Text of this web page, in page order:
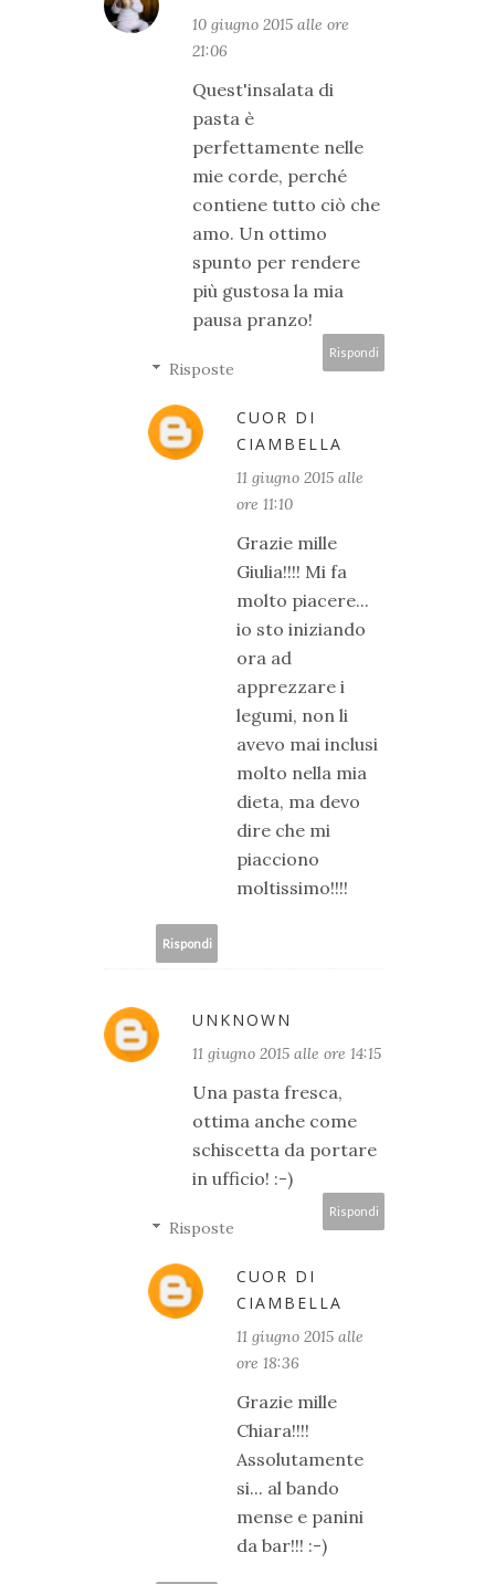
10 giugno 2015 alle ore
21:06
Quest'insalata di
pasta è
perfettamente nelle
mie corde, perché
contiene tutto ciò che
amo. Un ottimo
spunto per rendere
più gustosa la mia
pausa pranzo!
Rispondi
Risposte
CUOR DI
CIAMBELLA
11 giugno 2015 alle
ore 11:10
Grazie mille
Giulia!!!! Mi fa
molto piacere...
io sto iniziando
ora ad
apprezzare i
legumi, non li
avevo mai inclusi
molto nella mia
dieta, ma devo
dire che mi
piacciono
moltissimo!!!!
Rispondi
UNKNOWN
11 giugno 2015 alle ore 14:15
Una pasta fresca,
ottima anche come
schiscetta da portare
in ufficio! :-)
Rispondi
Risposte
CUOR DI
CIAMBELLA
11 giugno 2015 alle
ore 18:36
Grazie mille
Chiara!!!!
Assolutamente
si... al bando
mense e panini
da bar!!! :-)